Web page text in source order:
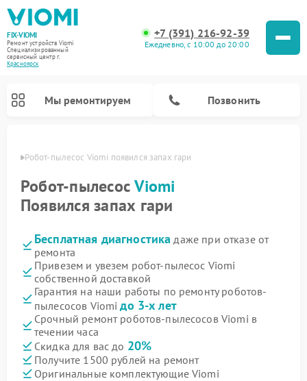
FIX-VIOMI
Ремонт устройств Viomi
Специализированный
cервисный центр г.
Красноярск
+7 (391) 216-92-39
Ежедневно, с 10:00 до 20:00
Мы ремонтируем Позвонить
Робот-пылесос Viomi появился запах гари
Робот-пылесосViomi
Появился запах гари
Бесплатная диагностика даже при отказе от
ремонта
Привезем и увезем робот-пылесос Viomi
собственной доставкой
Гарантия на наши работы по ремонту роботов-
пылесосов Viomiдо 3-х лет
Срочный ремонт роботов-пылесосов Viomi в
течении часа
Скидка для вас до 20%
Получите 1500 рублей на ремонт
Оригинальные комплектующие Viomi